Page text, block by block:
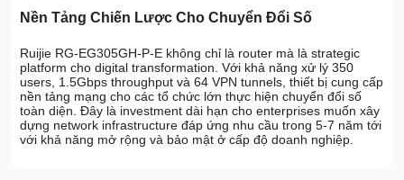
Nền Tảng Chiến Lược Cho Chuyển Đổi Số
Ruijie RG-EG305GH-P-E không chỉ là router mà là strategic
platform cho digital transformation. Với khả năng xử lý 350
users, 1.5Gbps throughput và 64 VPN tunnels, thiết bị cung cấp
nền tảng mạng cho các tổ chức lớn thực hiện chuyển đổi số
toàn diện. Đây là investment dài hạn cho enterprises muốn xây
dựng network infrastructure đáp ứng nhu cầu trong 5-7 năm tới
với khả năng mở rộng và bảo mật ở cấp độ doanh nghiệp.